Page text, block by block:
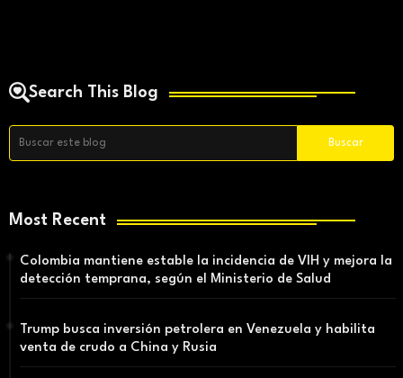
Search This Blog
Most Recent
Colombia mantiene estable la incidencia de VIH y mejora la
detección temprana, según el Ministerio de Salud
Trump busca inversión petrolera en Venezuela y habilita
venta de crudo a China y Rusia